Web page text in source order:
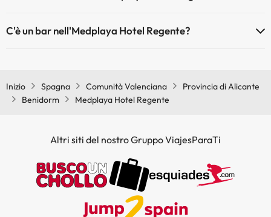
C'è un bar nell'Medplaya Hotel Regente?
Inizio Spagna Comunità Valenciana
Provincia di Alicante
Benidorm
Medplaya Hotel Regente
Altri siti del nostro Gruppo ViajesParaTi